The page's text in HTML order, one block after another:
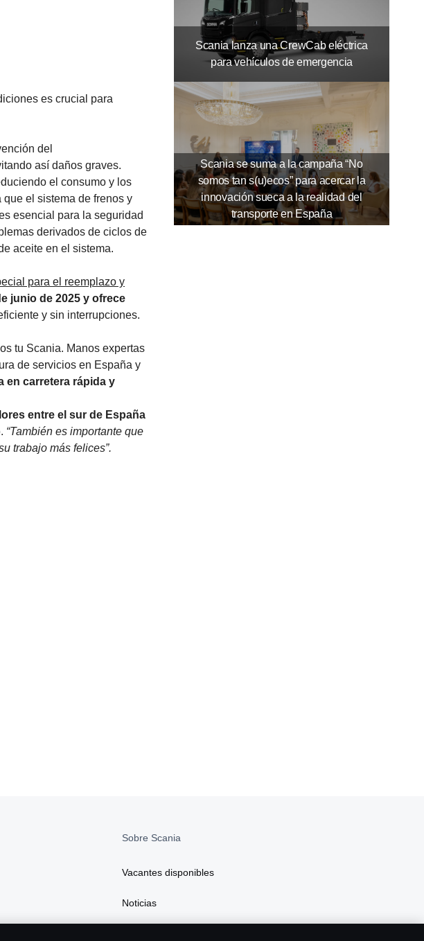
es crucial para
del
así daños graves.
el consumo y los
el sistema de frenos y
esencial para la seguridad
derivados de ciclos de
aceite en el sistema.
para el reemplazo y
junio de 2025 y ofrece
y sin interrupciones.
tu Scania. Manos expertas
de servicios en España y
en carretera rápida y
entre el sur de España
. “También es importante que
trabajo más felices”.
Scania lanza una CrewCab eléctrica
para vehículos de emergencia
Scania se suma a la campaña “No
somos tan s(u)ecos” para acercar la
innovación sueca a la realidad del
transporte en España
Sobre Scania
Vacantes disponibles
Noticias